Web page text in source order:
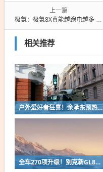
上一篇
极氪：极氪8X真能越跑电越多 出门30%电量 行驶90分钟接近满电
相关推荐
户外爱好者狂喜！余承东预热享界G9：配电动顶帐、尾门厨房
全车270项升级！别克新GL8陆尚MPV官图出炉：锦绣前程豪华座舱